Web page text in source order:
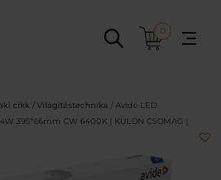
0
cikk / Világítástechnika / Avide LED
395*66mm CW 6400K | KÜLÖN CSOMAG |